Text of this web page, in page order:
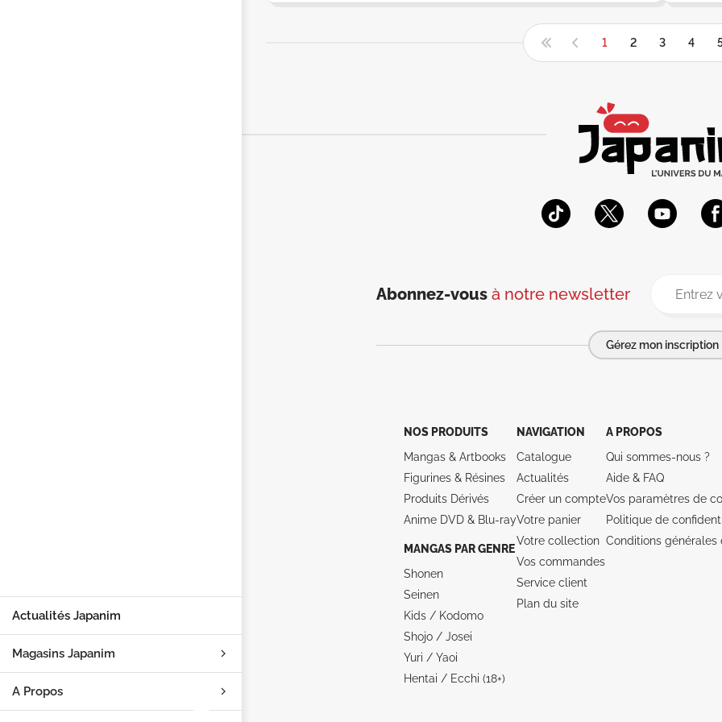
Actualités Japanim
Magasins Japanim
A Propos
1 2 3 4
Abonnez-vous à notre newsletter
Gérez mon inscription
NOS PRODUITS
Mangas & Artbooks
Figurines & Résines
Produits Dérivés
Anime DVD & Blu‑ray
MANGAS PAR GENRE
Shonen
Seinen
Kids / Kodomo
Shojo / Josei
Yuri / Yaoi
Hentai / Ecchi (18+)
NAVIGATION
Catalogue
Actualités
Créer un compte
Votre panier
Votre collection
Vos commandes
Service client
Plan du site
A PROPOS
Qui sommes-nous ?
Aide & FAQ
Vos paramètres de
Politique de
Conditions générales